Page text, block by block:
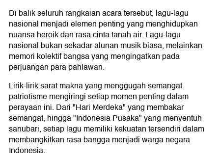
9. Lagu Indonesia Tetap Merdeka
10. Rayuan Pulau Kelapa
11. Lagu Bagimu Negeri
12. Lagu Indonesia Pusaka
13. Syukur
14. Lagu Indonesia Raya
15. Lagu Gebyar-gebyar
17. Indonesia Pusaka
Di balik seluruh rangkaian acara tersebut, lagu-lagu
nasional menjadi elemen penting yang menghidupkan
nuansa heroik dan rasa cinta tanah air. Lagu-lagu
nasional bukan sekadar alunan musik biasa, melainkan
memori kolektif bangsa yang mengingatkan pada
perjuangan para pahlawan.
Lirik-lirik sarat makna yang menggugah semangat
patriotisme mengiringi setiap momen penting dalam
perayaan ini. Dari "Hari Merdeka" yang membakar
semangat, hingga "Indonesia Pusaka" yang menyentuh
sanubari, setiap lagu memiliki kekuatan tersendiri dalam
membangkitkan rasa bangga menjadi warga negara
Indonesia.